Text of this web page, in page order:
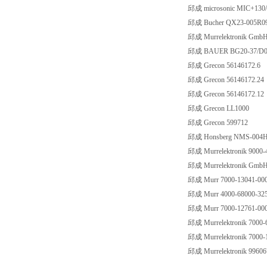
邱成 microsonic
邱成 Bucher QX23-
邱成 Murrelektronik
邱成 BAUER BG20-37/
邱成 Grecon 56146172.6
邱成 Grecon 56146172.24
邱成 Grecon 56146172.12
邱成 Grecon LL1000
邱成 Grecon 599712
邱成 Honsberg NMS-
邱成 Murrelektronik 9000-
邱成 Murrelektronik
邱成 Murr 7000-13041-
邱成 Murr 4000-68000-
邱成 Murr 7000-12761-
邱成 Murrelektronik 7000-
邱成 Murrelektronik 7000-
邱成 Murrelektronik